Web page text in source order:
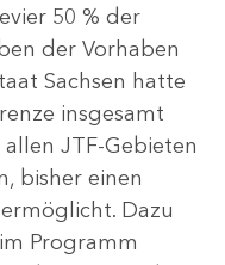
50 % der
der Vorhaben
Sachsen hatte
insgesamt
JTF-Gebieten
bisher einen
Dazu
Programm